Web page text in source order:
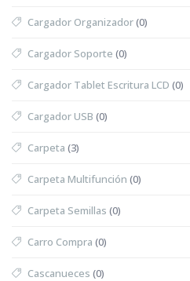
Cargador Organizador(0)
Cargador Soporte (0)
Cargador Tablet Escritura LCD (0)
Cargador USB (0)
Carpeta (3)
Carpeta Multifunción (0)
Carpeta Semillas (0)
Carro Compra (0)
Cascanueces (0)